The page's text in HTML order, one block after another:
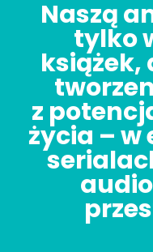
Naszą
tylko
książek,
z
życia –